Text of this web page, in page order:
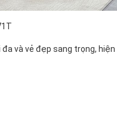
và vẻ đẹp sang trọng,